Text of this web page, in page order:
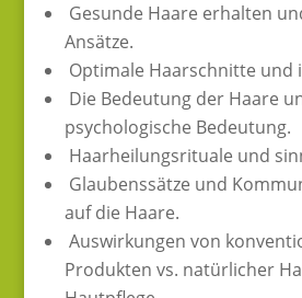
Gesunde Haare erhalten
Ansätze.
Optimale Haarschnitte und
Die Bedeutung der Haare
psychologische Bedeutung.
Haarheilungsrituale und
Glaubenssätze und
auf die Haare.
Auswirkungen von
Produkten vs. natürlicher